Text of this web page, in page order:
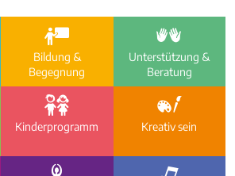
i
Bildung &
Begegnung
e
Unterstützung &
Beratung
g
Kinder­programm
h
Kreativ sein